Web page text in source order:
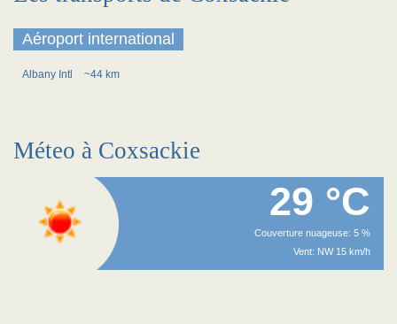
Aéroport international
Albany Intl ~44 km
Méteo à Coxsackie
29 °C
Couverture nuageuse: 5 %
Vent: NW 15 km/h